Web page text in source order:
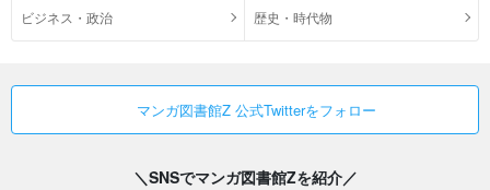
ビジネス・政治 歴史・時代物
マンガ図書館Z 公式Twitterをフォロー
＼SNSでマンガ図書館Zを紹介／